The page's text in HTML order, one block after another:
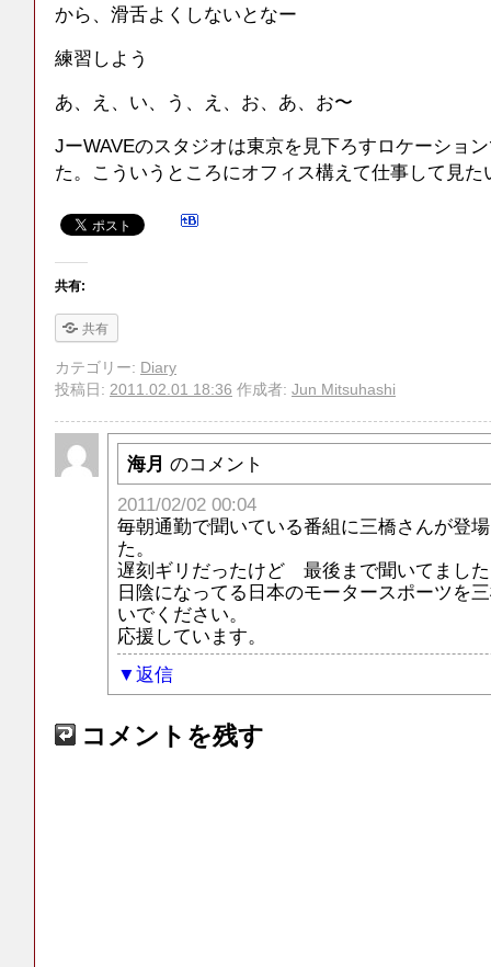
から、滑舌よくしないとなー
練習しよう
あ、え、い、う、え、お、あ、お〜
JーWAVEのスタジオは東京を見下ろすロケーショ
た。こういうところにオフィス構えて仕事して見た
共有:
共有
カテゴリー: Diary
投稿日: 2011.02.01 18:36 作成者: Jun Mitsuhashi
海月 のコメント
2011/02/02 00:04
毎朝通勤で聞いている番組に三橋さんが登
た。
遅刻ギリだったけど 最後まで聞いてまし
日陰になってる日本のモータースポーツを
いでください。
応援しています。
返信
コメントを残す